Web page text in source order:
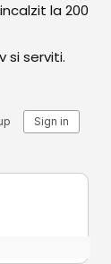
la 200
si serviti.